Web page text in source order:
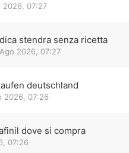
2026, 07:27
stendra senza ricetta
2026, 07:27
deutschland
2026, 07:26
dove si compra
07:26